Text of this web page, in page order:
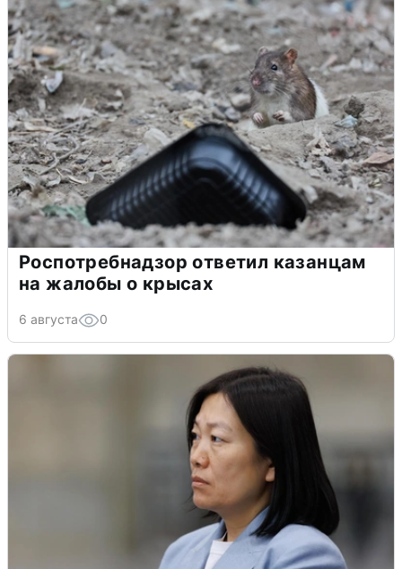
Роспотребнадзор ответил казанцам
на жалобы о крысах
6 августа 0